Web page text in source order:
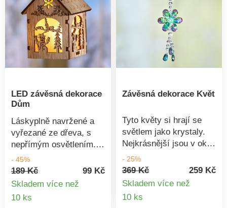
LED závěsná dekorace
Dům
Láskyplně navržené a
vyřezané ze dřeva, s
nepřímým osvětlením.
Tyto rozkošné domečky
jsou velmi vyhledávanou
ozdobou vánočního
Sněhulák. Dřevo. LED.
- 45%
189 Kč
99 Kč
Skladem více než
10 ks
Závěsná dekorace Květ
Tyto květy si hrají se
světlem jako krystaly.
Nejkrásnější jsou v okně
nebo volně v
místnosti!Sklo. Se
saténovou stužkou.
- 25%
369 Kč
259 Kč
Skladem více než
10 ks